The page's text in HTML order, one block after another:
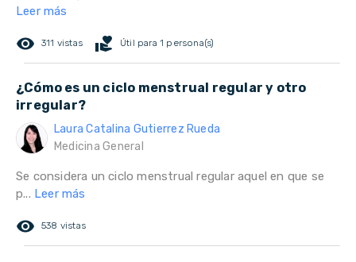
Leer más
remove_red_eye 311 vistas volunteer_activism Útil para 1 persona(s)
¿Cómo es un ciclo menstrual regular y otro
irregular?
Laura Catalina Gutierrez Rueda
Medicina General
Se considera un ciclo menstrual regular aquel en que se
p... Leer más
remove_red_eye 538 vistas